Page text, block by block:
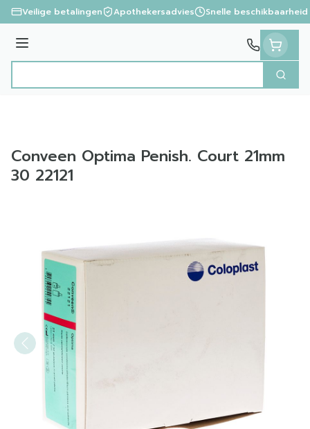
Ga naar de inhoud
Veilige betalingen Apothekersadvies Snelle beschikbaarheid
Menu
Zoek
Conveen Optima Penish. Court 21mm
30 22121